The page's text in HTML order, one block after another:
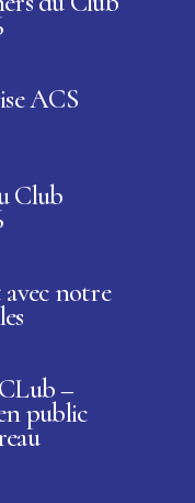
ACS
Club
notre
–
public